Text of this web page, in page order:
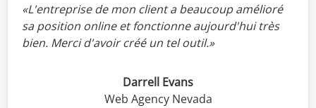
«L'entreprise de mon client a beaucoup amélioré
sa position online et fonctionne aujourd'hui très
bien. Merci d'avoir créé un tel outil.»
Darrell Evans
Web Agency Nevada